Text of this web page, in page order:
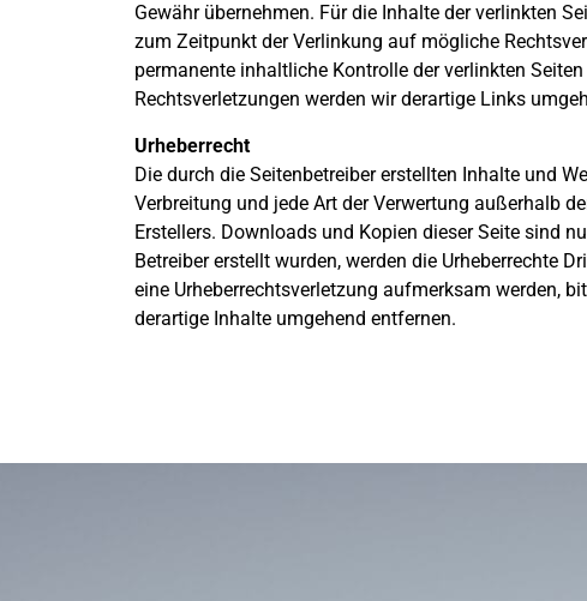
Gewähr übernehmen. Für die Inhalte der verlinkten
zum Zeitpunkt der Verlinkung auf mögliche
permanente inhaltliche Kontrolle der verlinkten
Rechtsverletzungen werden wir derartige Links
Urheberrecht
Die durch die Seitenbetreiber erstellten Inhalte und
Verbreitung und jede Art der Verwertung außerhalb
Erstellers. Downloads und Kopien dieser Seite sind
Betreiber erstellt wurden, werden die Urheberrechte
eine Urheberrechtsverletzung aufmerksam werden,
derartige Inhalte umgehend entfernen.